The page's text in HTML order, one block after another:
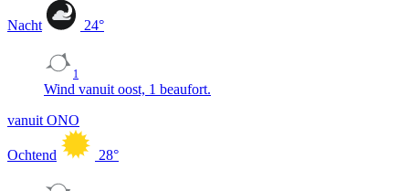
Nacht 24°
1
Wind vanuit oost, 1 beaufort.
vanuit ONO
Ochtend 28°